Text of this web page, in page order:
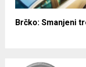
Brčko: Smanjeni